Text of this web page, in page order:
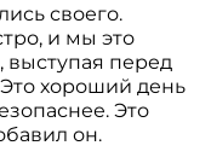
своего.
и мы это
выступая перед
хороший день
Это
он.